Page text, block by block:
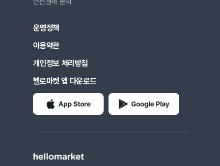
운영정책
이용약관
개인정보 처리방침
헬로마켓 앱 다운로드